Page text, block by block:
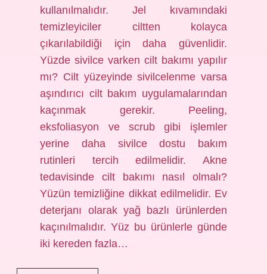
kullanılmalıdır. Jel kıvamındaki
temizleyiciler ciltten kolayca
çıkarılabildiği için daha güvenlidir.
Yüzde sivilce varken cilt bakımı yapılır
mı? Cilt yüzeyinde sivilcelenme varsa
aşındırıcı cilt bakım uygulamalarından
kaçınmak gerekir. Peeling,
eksfoliasyon ve scrub gibi işlemler
yerine daha sivilce dostu bakım
rutinleri tercih edilmelidir. Akne
tedavisinde cilt bakımı nasıl olmalı?
Yüzün temizliğine dikkat edilmelidir. Ev
deterjanı olarak yağ bazlı ürünlerden
kaçınılmalıdır. Yüz bu ürünlerle günde
iki kereden fazla…